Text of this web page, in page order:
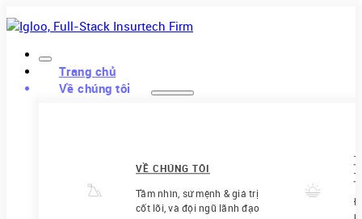
Trang chủ
Về chúng tôi
VỀ CHÚNG TÔI
Tầm nhìn, sứ mệnh & giá trị
cốt lõi, và đội ngũ lãnh đạo